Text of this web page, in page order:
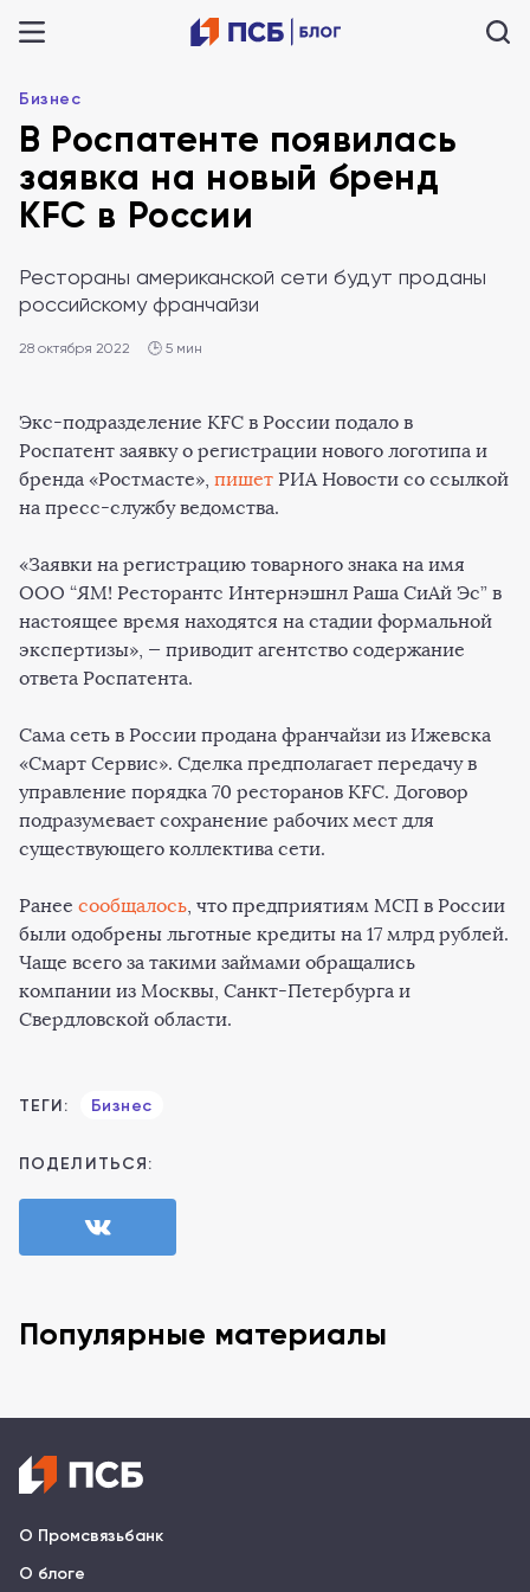
Бизнес
В Роспатенте появилась
заявка на новый бренд
KFC в России
Рестораны американской сети будут проданы
российскому франчайзи
28 октября 2022 🕒 5 мин
Экс-подразделение KFC в России подало в
Роспатент заявку о регистрации нового логотипа и
бренда «Ростмасте», пишет РИА Новости со ссылкой
на пресс-службу ведомства.
«Заявки на регистрацию товарного знака на имя
ООО “ЯМ! Ресторантс Интернэшнл Раша СиАй Эс” в
настоящее время находятся на стадии формальной
экспертизы», — приводит агентство содержание
ответа Роспатента.
Сама сеть в России продана франчайзи из Ижевска
«Смарт Сервис». Сделка предполагает передачу в
управление порядка 70 ресторанов KFC. Договор
подразумевает сохранение рабочих мест для
существующего коллектива сети.
Ранее сообщалось, что предприятиям МСП в России
были одобрены льготные кредиты на 17 млрд рублей.
Чаще всего за такими займами обращались
компании из Москвы, Санкт-Петербурга и
Свердловской области.
ТЕГИ: Бизнес
ПОДЕЛИТЬСЯ:
Популярные материалы
О Промсвязьбанк
О блоге